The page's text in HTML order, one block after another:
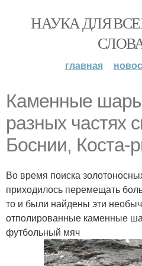
НАУКА ДЛЯ
главная
Каменные
разных частях
Боснии, Коста-
Во время поиска
приходилось перемещать
то и были найдены эти
отполированные каменные
футбольный мяч